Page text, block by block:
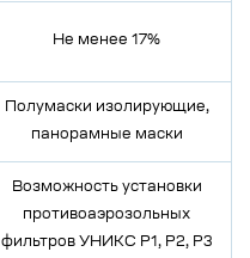
Не менее 17%
Полумаски изолирующие,
панорамные маски
Возможность установки
противоаэрозольных
фильтров УНИКС Р1, Р2, Р3